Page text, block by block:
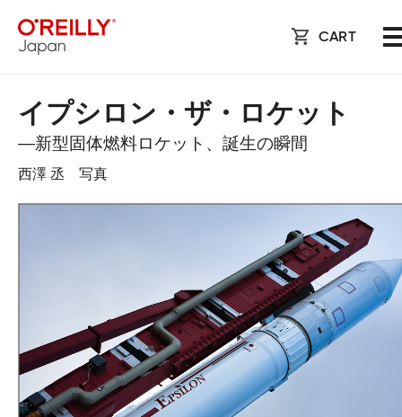
CART
イプシロン・ザ・ロケット
―新型固体燃料ロケット、誕生の瞬間
西澤 丞 写真